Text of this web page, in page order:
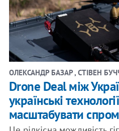
ОЛЕКСАНДР БАЗАР , СТІВЕН
Drone Deal між
українські
масштабувати